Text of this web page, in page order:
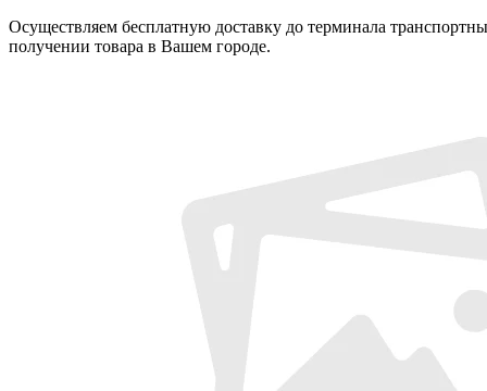
Осуществляем бесплатную доставку до терминала
получении товара в Вашем городе.